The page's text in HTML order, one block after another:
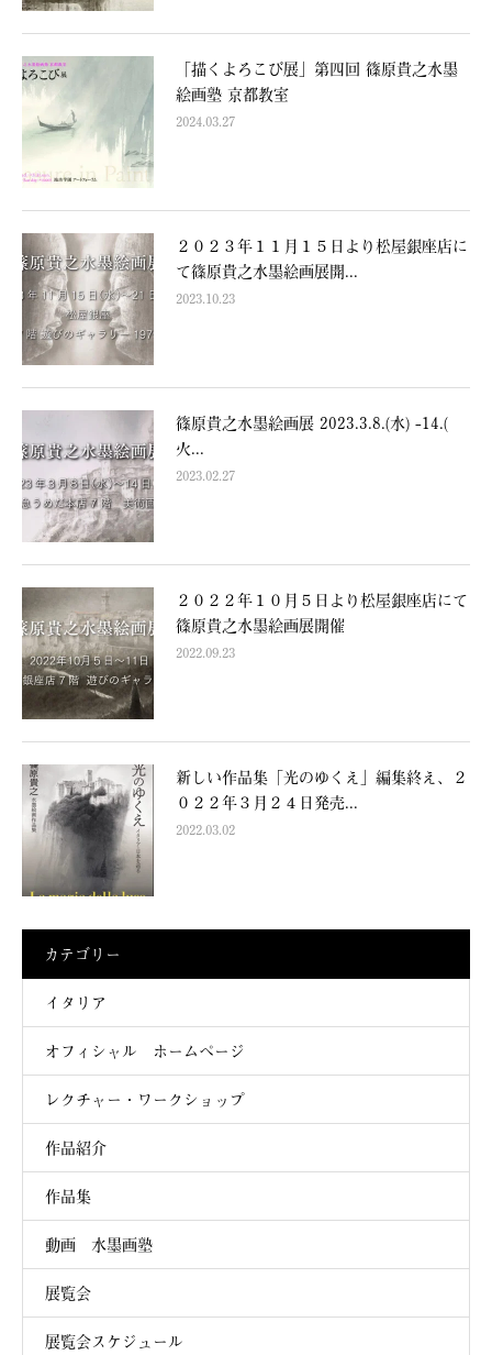
「描くよろこび展」第四回 篠原貴之水墨
絵画塾 京都教室
2024.03.27
２０２３年１１月１５日より松屋銀座店に
て篠原貴之水墨絵画展開...
2023.10.23
篠原貴之水墨絵画展 2023.3.8.(水) -14.(
火...
2023.02.27
２０２２年１０月５日より松屋銀座店にて
篠原貴之水墨絵画展開催
2022.09.23
新しい作品集「光のゆくえ」編集終え、２
０２２年３月２４日発売...
2022.03.02
カテゴリー
イタリア
オフィシャル ホームページ
レクチャー・ワークショップ
作品紹介
作品集
動画 水墨画塾
展覧会
展覧会スケジュール